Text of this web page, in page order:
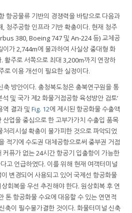
항공물류 기반의 경쟁력을 바탕으로 다음과
청주공항 인프라 기반 확충이다. 현재 청주
380, Boeing 747 및 An-224 등) 교체공
가 2,744m에 불과하여 사실상 중대형 화
활주로 서쪽으로 최대 3,200m까지 연장하
로 이용 개선이 필요한 실정이다.
축 방안이다. 충청북도청은 충북연구원을 통
및 국가 제2 화물거점공항 육성방안 검토’
역 결과 및 Fig. 12에 제시된 항공화물 수출액
업을 중심으로 한 고부가가치 수출입 품목
리시설 확충이 불가피한 것으로 파악되었
적기에 수도권 대체공항으로써 중부권 거점
퓨가 없는 24시간 항공기 입출항이 가능한
고 언급하였다. 이를 위해 현재 여객터미널
변경되어 사용되고 있어 국제선 항공화물
회복을 우선 추진해야 한다. 원상회복 후 연
톤 항공화물 수요에 대응할 수 있는 연면적
축이 필수불가결한 것이다. 화물터미널 신축